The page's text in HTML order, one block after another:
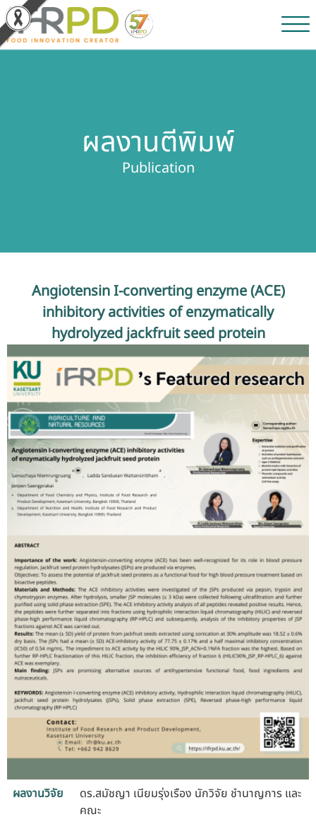
ผลิตภัณฑ์และจำหน่าย
เกี่ยวกับสถาบัน
บุคลากรสถาบัน
รับข้อร้องเรียนและข้อเสนอแนะ
ระบบสารสนเทศ (ใน)
ติดต่อเรา
สายตรงผู้บริหาร
ผลงานตีพิมพ์
Publication
Angiotensin I-converting enzyme (ACE)
inhibitory activities of enzymatically
hydrolyzed jackfruit seed protein
ผลงานวิจัย
ดร.สมัชญา เนียมรุ่งเรือง นักวิจัย ชำนาญการ และ
คณะ